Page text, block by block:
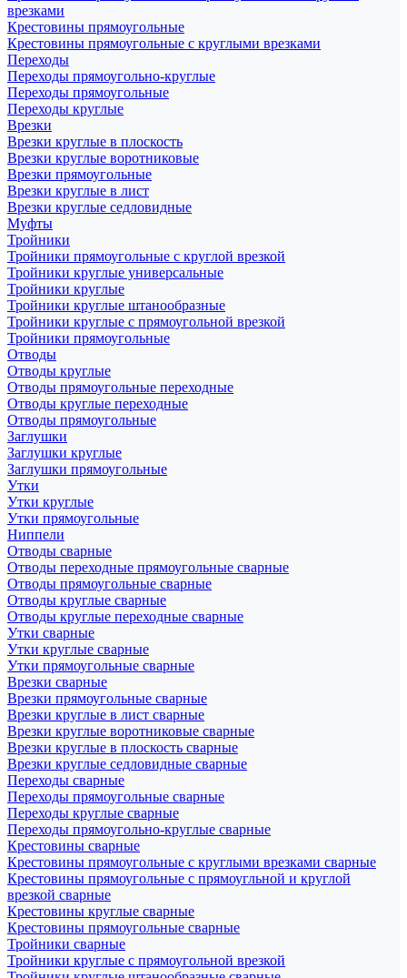
врезками
Крестовины прямоугольные
Крестовины прямоугольные с круглыми врезками
Переходы
Переходы прямоугольно-круглые
Переходы прямоугольные
Переходы круглые
Врезки
Врезки круглые в плоскость
Врезки круглые воротниковые
Врезки прямоугольные
Врезки круглые в лист
Врезки круглые седловидные
Муфты
Тройники
Тройники прямоугольные с круглой врезкой
Тройники круглые универсальные
Тройники круглые
Тройники круглые штанообразные
Тройники круглые с прямоугольной врезкой
Тройники прямоугольные
Отводы
Отводы круглые
Отводы прямоугольные переходные
Отводы круглые переходные
Отводы прямоугольные
Заглушки
Заглушки круглые
Заглушки прямоугольные
Утки
Утки круглые
Утки прямоугольные
Ниппели
Отводы сварные
Отводы переходные прямоугольные сварные
Отводы прямоугольные сварные
Отводы круглые сварные
Отводы круглые переходные сварные
Утки сварные
Утки круглые сварные
Утки прямоугольные сварные
Врезки сварные
Врезки прямоугольные сварные
Врезки круглые в лист сварные
Врезки круглые воротниковые сварные
Врезки круглые в плоскость сварные
Врезки круглые седловидные сварные
Переходы сварные
Переходы прямоугольные сварные
Переходы круглые сварные
Переходы прямоугольно-круглые сварные
Крестовины сварные
Крестовины прямоугольные с круглыми врезками сварные
Крестовины прямоугольные с прямоугльной и круглой
врезкой сварные
Крестовины круглые сварные
Крестовины прямоугольные сварные
Тройники сварные
Тройники круглые с прямоугольной врезкой